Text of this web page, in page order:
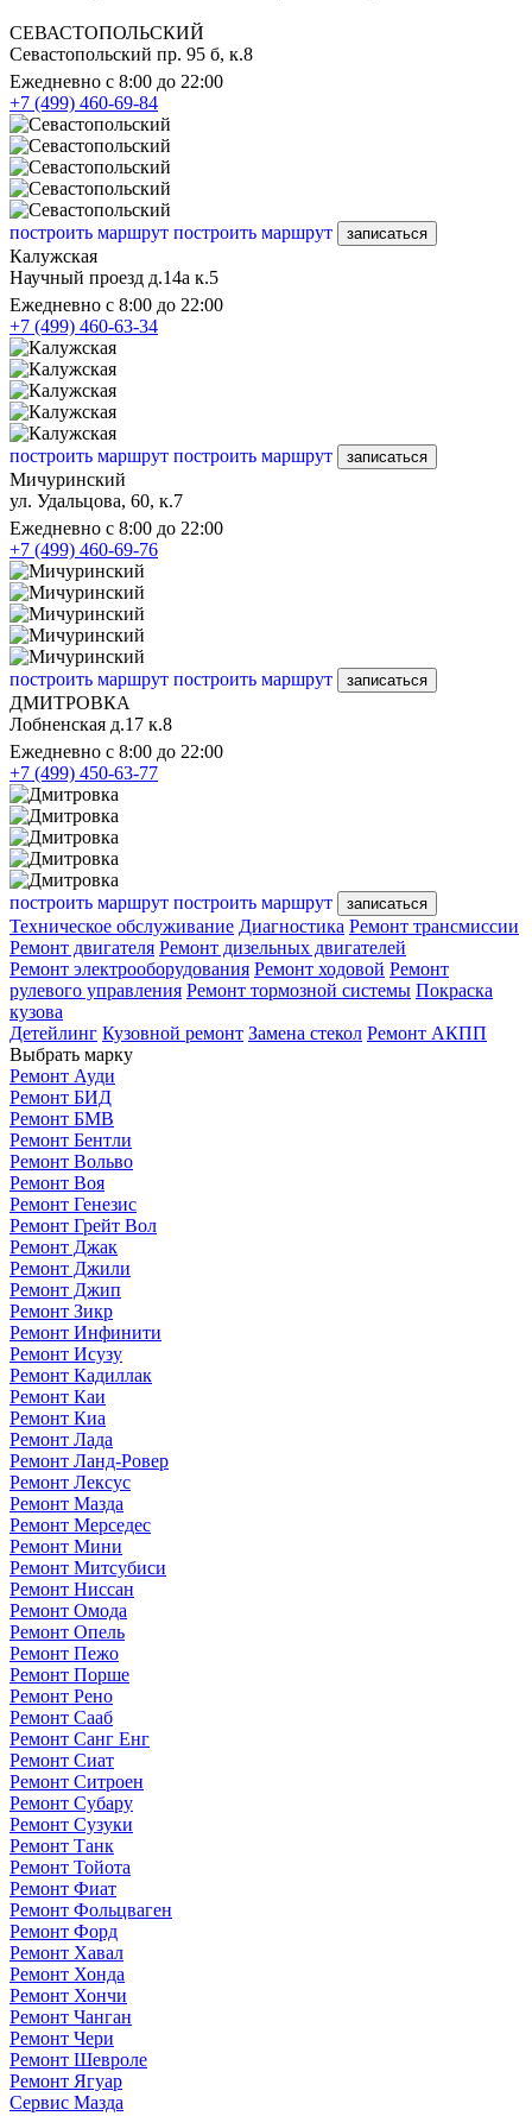
СЕВАСТОПОЛЬСКИЙ
Севастопольский пр. 95 б, к.8
Ежедневно с 8:00 до 22:00
+7 (499) 460-69-84
построить маршрут построить маршрут записаться
Калужская
Научный проезд д.14а к.5
Ежедневно с 8:00 до 22:00
+7 (499) 460-63-34
построить маршрут построить маршрут записаться
Мичуринский
ул. Удальцова, 60, к.7
Ежедневно с 8:00 до 22:00
+7 (499) 460-69-76
построить маршрут построить маршрут записаться
ДМИТРОВКА
Лобненская д.17 к.8
Ежедневно с 8:00 до 22:00
+7 (499) 450-63-77
построить маршрут построить маршрут записаться
Техническое обслуживание Диагностика Ремонт трансмиссии
Ремонт двигателя Ремонт дизельных двигателей
Ремонт электрооборудования Ремонт ходовой Ремонт
рулевого управления Ремонт тормозной системы Покраска
кузова
Детейлинг Кузовной ремонт Замена стекол Ремонт АКПП
Выбрать марку
Ремонт Ауди
Ремонт БИД
Ремонт БМВ
Ремонт Бентли
Ремонт Вольво
Ремонт Воя
Ремонт Генезис
Ремонт Грейт Вол
Ремонт Джак
Ремонт Джили
Ремонт Джип
Ремонт Зикр
Ремонт Инфинити
Ремонт Исузу
Ремонт Кадиллак
Ремонт Каи
Ремонт Киа
Ремонт Лада
Ремонт Ланд-Ровер
Ремонт Лексус
Ремонт Мазда
Ремонт Мерседес
Ремонт Мини
Ремонт Митсубиси
Ремонт Ниссан
Ремонт Омода
Ремонт Опель
Ремонт Пежо
Ремонт Порше
Ремонт Рено
Ремонт Сааб
Ремонт Санг Енг
Ремонт Сиат
Ремонт Ситроен
Ремонт Субару
Ремонт Сузуки
Ремонт Танк
Ремонт Тойота
Ремонт Фиат
Ремонт Фольцваген
Ремонт Форд
Ремонт Хавал
Ремонт Хонда
Ремонт Хончи
Ремонт Чанган
Ремонт Чери
Ремонт Шевроле
Ремонт Ягуар
Сервис Мазда